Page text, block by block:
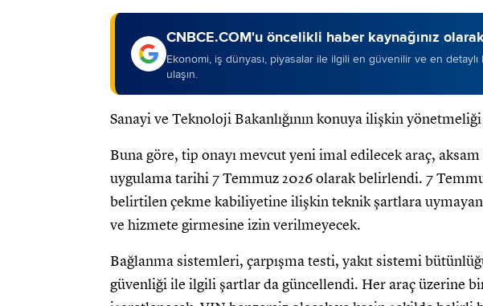
CNBCE.COM'u öncelikli haber kaynağınız
Ekonomi, iş dünyası, piyasalar ile ilgili en güvenilir ve en detaylı
ulaşın.
Sanayi ve Teknoloji Bakanlığının konuya ilişkin
Buna göre, tip onayı mevcut yeni imal edilecek araç,
uygulama tarihi 7 Temmuz 2026 olarak belirlendi. 7
belirtilen çekme kabiliyetine ilişkin teknik şartlara uymayan
ve hizmete girmesine izin verilmeyecek.
Bağlanma sistemleri, çarpışma testi, yakıt sistemi
güvenliği ile ilgili şartlar da güncellendi. Her araç üzerine